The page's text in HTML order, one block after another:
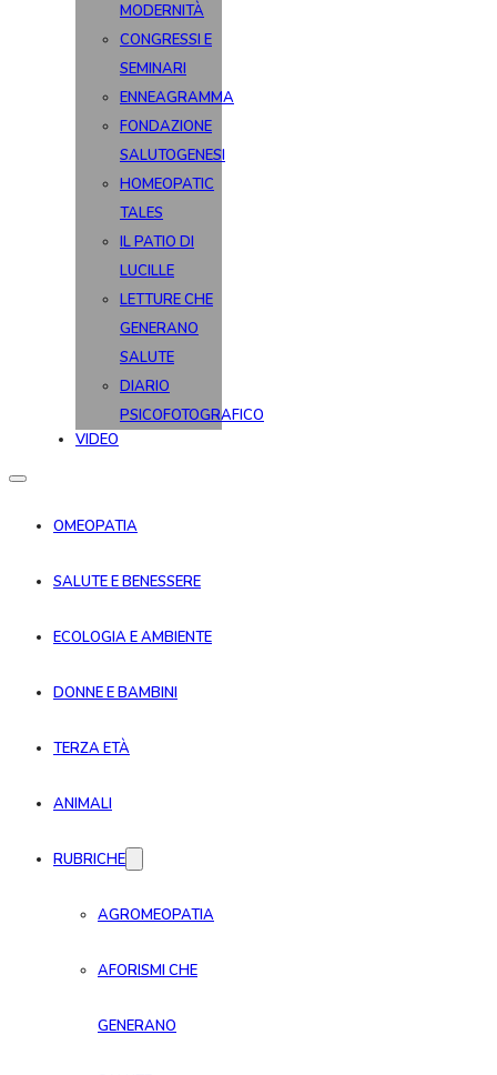
MODERNITÀ
CONGRESSI E
SEMINARI
ENNEAGRAMMA
FONDAZIONE
SALUTOGENESI
HOMEOPATIC
TALES
IL PATIO DI
LUCILLE
LETTURE CHE
GENERANO
SALUTE
DIARIO
PSICOFOTOGRAFICO
VIDEO
OMEOPATIA
SALUTE E BENESSERE
ECOLOGIA E AMBIENTE
DONNE E BAMBINI
TERZA ETÀ
ANIMALI
RUBRICHE
AGROMEOPATIA
AFORISMI CHE
GENERANO